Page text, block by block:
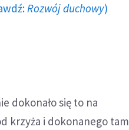
Rozwój duchowy)
dokonało się to na
krzyża i dokonanego tam